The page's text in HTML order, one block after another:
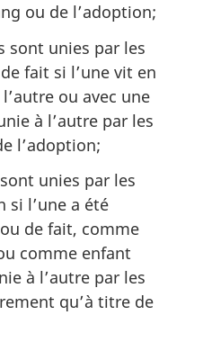
ou de l’adoption;
sont unies par les
fait si l’une vit en
ou avec une
à l’autre par les
l’adoption;
unies par les
si l’une a été
de fait, comme
comme enfant
à l’autre par les
qu’à titre de